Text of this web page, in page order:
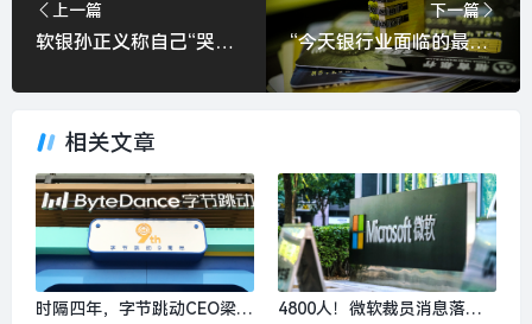
上一篇
软银孙正义称自己“哭着”清仓英伟达，并驳斥“AI泡沫论”|界面新闻 · 科技
下一篇
“今天银行业面临的最大矛盾就是零售客户数不增”，有银行客户数下降|界面新闻
相关文章
时隔四年，字节跳动CEO梁汝
4800人！微软裁员消息落